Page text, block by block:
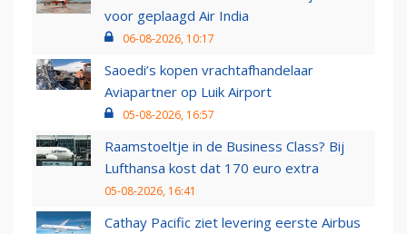
voor geplaagd Air India
06-08-2026, 10:17
Saoedi’s kopen vrachtafhandelaar
Aviapartner op Luik Airport
05-08-2026, 16:57
Raamstoeltje in de Business Class? Bij
Lufthansa kost dat 170 euro extra
05-08-2026, 16:41
Cathay Pacific ziet levering eerste Airbus